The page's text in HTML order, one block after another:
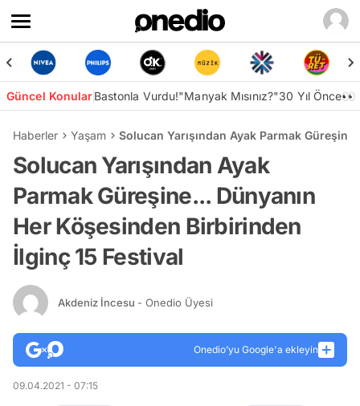
Güncel KonularBastonla Vurdu!"Manyak Mısınız?"30 Yıl Önce👀
Haberler Yaşam Solucan Yarışından Ayak Parmak
Solucan Yarışından Ayak
Parmak Güreşine... Dünyanın
Her Köşesinden Birbirinden
İlginç 15 Festival
Akdeniz İncesu - Onedio Üyesi
Onedio’yu Google'a ekleyin
09.04.2021 - 07:15